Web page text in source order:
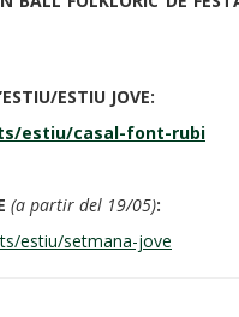
ESTIU JOVE:
estiu/casal-font-rubi
(a partir del 19/05):
estiu/setmana-jove